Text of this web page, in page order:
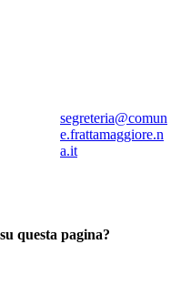
segreteria@comun
e.frattamaggiore.n
a.it
questa pagina?